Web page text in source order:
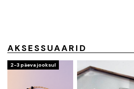
AKSESSUAARID
2-3 päeva jooksul